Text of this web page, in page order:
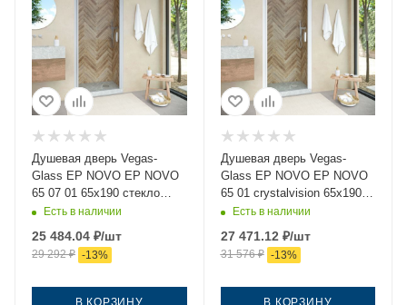
Душевая дверь Vegas-
Glass EP NOVO EP NOVO
65 07 01 65х190 стекло
прозрачное профиль хром
Есть в наличии
25 484.04 ₽/шт
29 292₽ -13%
В КОРЗИНУ
Душевая дверь Vegas-
Glass EP NOVO EP NOVO
65 01 crystalvision 65х190
стекло прозрачное
Есть в наличии
27 471.12 ₽/шт
31 576₽ -13%
В КОРЗИНУ